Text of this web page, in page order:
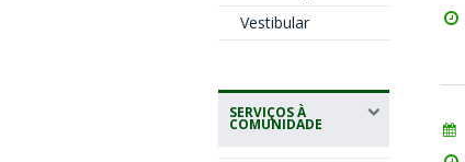
Vestibular
SERVIÇOS À
COMUNIDADE